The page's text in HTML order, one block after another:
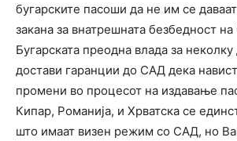
бугарските пасоши да не им се
закана за внатрешната безбедност
Бугарската преодна влада за
достави гаранции до САД дека
промени во процесот на издавање
Кипар, Романија, и Хрватска се
што имаат визен режим со САД, но